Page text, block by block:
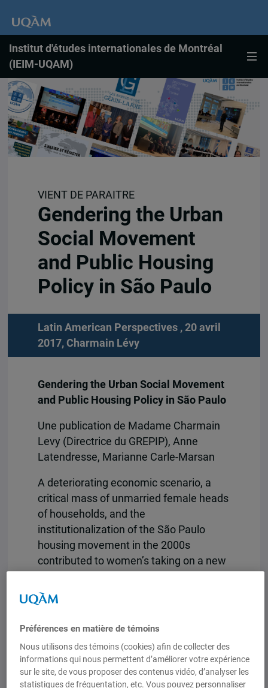
Institut d'études internationales de Montréal
(IEIM-UQAM)
VIENT DE PARAITRE
Gendering the Urban
Social Movement
and Public Housing
Policy in São Paulo
Latin American Perspectives , 20 avril
2017, Charmain Lévy
Gendering the Urban Social Movement
and Public Housing Policy in São Paulo
Une publication de Madame Charmain
Levy (Directrice du GREPIP), Anne
Latendresse, Marianne Carle-Marsan
A deteriorating economic scenario, a
critical mass of unmarried female heads
of households, and the
institutionalization of the São Paulo
housing movement in the 2000s
contributed to women’s taking on a new
strong presence of women at different
levels of this social movement was a
necessary but not determining factor in
gender-differentiated needs and claims
for access to housing. Female
Préférences en matière de témoins
Nous utilisons des témoins (cookies) afin de collecter des
informations qui nous permettent d’améliorer votre expérience
sur le site, de vous proposer des contenus vidéo, d’analyser les
statistiques de fréquentation, etc. Vous pouvez personnaliser